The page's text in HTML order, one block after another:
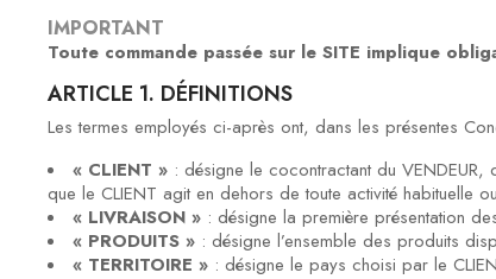
IMPORTANT
Toute commande passée sur le SITE implique
ARTICLE 1. DÉFINITIONS
Les termes employés ci-après ont, dans les présentes
« CLIENT » : désigne le cocontractant du
que le CLIENT agit en dehors de toute activité habituelle
« LIVRAISON » : désigne la première présentation
« PRODUITS » : désigne l’ensemble des produits
« TERRITOIRE » : désigne le pays choisi par le